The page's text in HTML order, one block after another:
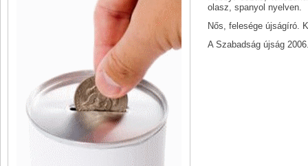
olasz, spanyol nyelven.
Nős, felesége újságíró.
A Szabadság újság